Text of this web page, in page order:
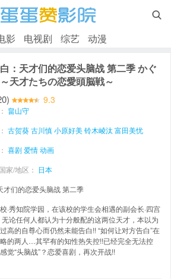

影 电视剧 综艺 动漫
：天才们的恋爱头脑战 第二季 かぐ
天才たちの恋愛頭脳戦～
9.3
畠山守
古贺葵古川慎小原好美铃木崚汰富田美忧
喜剧爱情动画
家/地区： 日本
才们的恋爱头脑战 第二季
·秀知院学园，在该校的学生会相遇的副会长·四宫
论任何人都认为十分般配的这两位天才，本以为
高的自尊心而仍然未能告白!! “如何让对方告白”在
的两人…其罕有的知性热失控!!已经完全无法控
觉“头脑战”？恋爱喜剧，再次开战!!